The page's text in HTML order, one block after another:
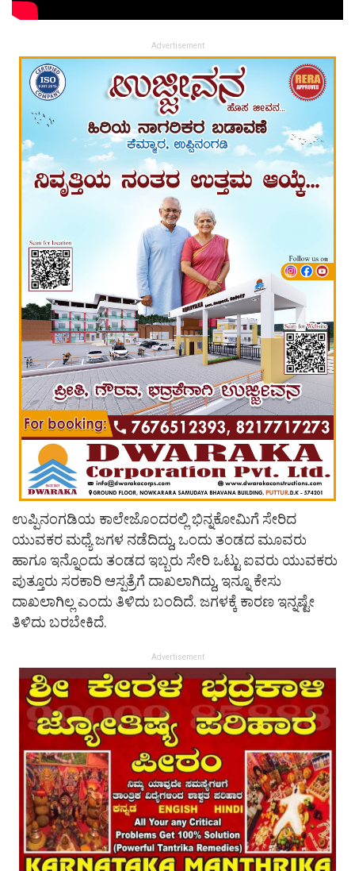
Advertisement
ಉಪ್ಪಿನಂಗಡಿಯ ಕಾಲೇಜೊಂದರಲ್ಲಿ ಭಿನ್ನಕೋಮಿಗೆ ಸೇರಿದ
ಯುವಕರ ಮಧ್ಯೆ ಜಗಳ ನಡೆದಿದ್ದು, ಒಂದು ತಂಡದ ಮೂವರು
ಹಾಗೂ ಇನ್ನೊಂದು ತಂಡದ ಇಬ್ಬರು ಸೇರಿ ಒಟ್ಟು ಐವರು ಯುವಕರು
ಪುತ್ತೂರು ಸರಕಾರಿ ಆಸ್ಪತ್ರೆಗೆ ದಾಖಲಾಗಿದ್ದು, ಇನ್ನೂ ಕೇಸು
ದಾಖಲಾಗಿಲ್ಲ ಎಂದು ತಿಳಿದು ಬಂದಿದೆ. ಜಗಳಕ್ಕೆ ಕಾರಣ ಇನ್ನಷ್ಟೇ
ತಿಳಿದು ಬರಬೇಕಿದೆ.
Advertisement